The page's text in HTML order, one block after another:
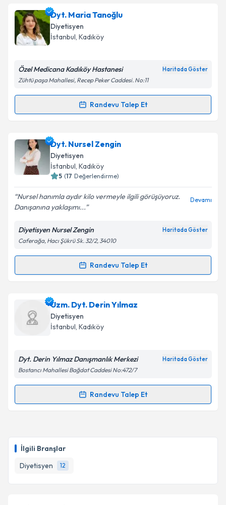
İlgili Branşlar
Diyetisyen
12
Dyt. Sevinç Akduriçin randevu takvimi talebi
oluşturun. Size bu uzmandan randevu almanız için bir
takvim hazırlandığında e-posta ile bilgilendireceğiz.
Kişisel verilerimin işlenmesine ilişkin
Metni'ni okudum ve kişisel verilerimin belirtilen
Takvim Talebini Gönder
Dyt. Maria Tanoğlu
Diyetisyen
İstanbul, Kadıköy
Özel Medicana Kadıköy Hastanesi Haritada Göster
Zühtü paşa Mahallesi, Recep Peker Caddesi. No:11
Randevu Talep Et
Randevu Takvimi Talebi
Dyt. Maria Tanoğluiçin randevu takvimi talebi
oluşturun. Size bu uzmandan randevu almanız için bir
takvim hazırlandığında e-posta ile bilgilendireceğiz.
Kişisel verilerimin işlenmesine ilişkin
Aydınlatma
Metni'ni okudum ve kişisel verilerimin belirtilen
kapsamda işlenmesini kabul ediyorum.
Dyt. Nursel Zengin
Diyetisyen
İstanbul, Kadıköy
5 (17 Değerlendirme)
Nursel hanımla aydır kilo vermeyle ilgili görüşüyoruz.
Danışanına yaklaşımı...
Devamı
Diyetisyen Nursel Zengin Haritada Göster
Caferağa, Hacı Şükrü Sk. 32/2, 34010
Randevu Talep Et
Randevu Takvimi Talebi
Dyt. Nursel Zenginiçin randevu takvimi talebi
oluşturun. Size bu uzmandan randevu almanız için bir
takvim hazırlandığında e-posta ile bilgilendireceğiz.
Kişisel verilerimin işlenmesine ilişkin
Metni'ni okudum ve kişisel verilerimin belirtilen
Uzm. Dyt. Derin Yılmaz
Diyetisyen
İstanbul, Kadıköy
Dyt. Derin Yılmaz Danışmanlık Merkezi Haritada Göster
Bostancı Mahallesi Bağdat Caddesi No:472/7
Randevu Talep Et
Randevu Takvimi Talebi
takvim hazırlandığında e-posta ile bilgilendireceğiz.
E-posta Adresiniz